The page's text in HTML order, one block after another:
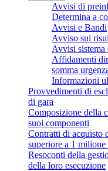
Avvisi di
Determina a
Avvisi e Bandi
Avviso sui
Avvisi
Affidamenti
somma
Informazioni
Provvedimenti di
di gara
Composizione della
suoi componenti
Contratti di acquisto
superiore a 1
Resoconti della
della loro esecuzione